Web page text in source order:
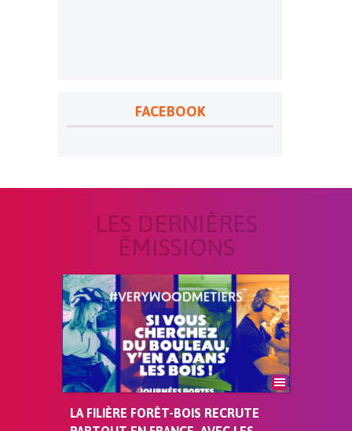
FACEBOOK
LES DERNIÈRES
ÉMISSIONS
LA FILIÈRE FORÊT-BOIS RECRUTE